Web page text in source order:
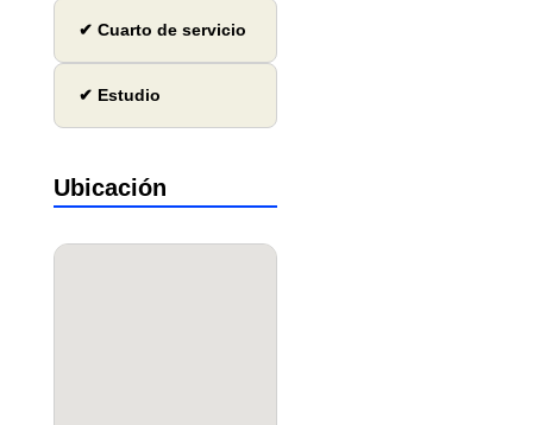
✔ Cuarto de servicio
✔ Estudio
Ubicación